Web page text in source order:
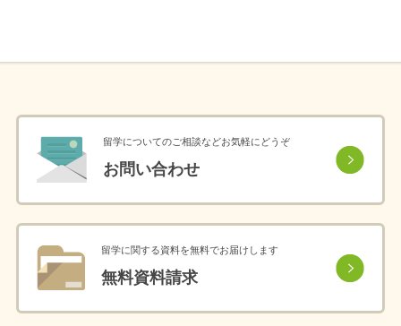
留学についてのご相談などお気軽にどうぞ
お問い合わせ
留学に関する資料を無料でお届けします
無料資料請求